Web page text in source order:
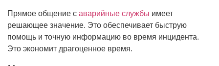
Прямое общение с аварийные службы имеет
решающее значение. Это обеспечивает быструю
помощь и точную информацию во время инцидента.
Это экономит драгоценное время.